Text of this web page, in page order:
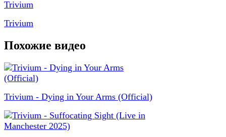
Trivium
Похожие видео
Trivium - Dying in Your Arms (Official)